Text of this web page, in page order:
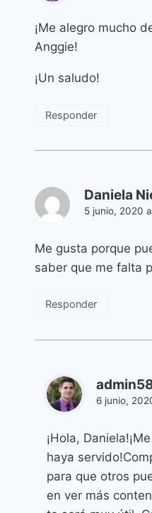
¡Me alegro mucho
Anggie!
¡Un saludo!
Responder
Daniela
5 junio, 2020
Me gusta porque
saber que me falta
Responder
6 junio,
¡Hola,
haya
para que otros
en ver más